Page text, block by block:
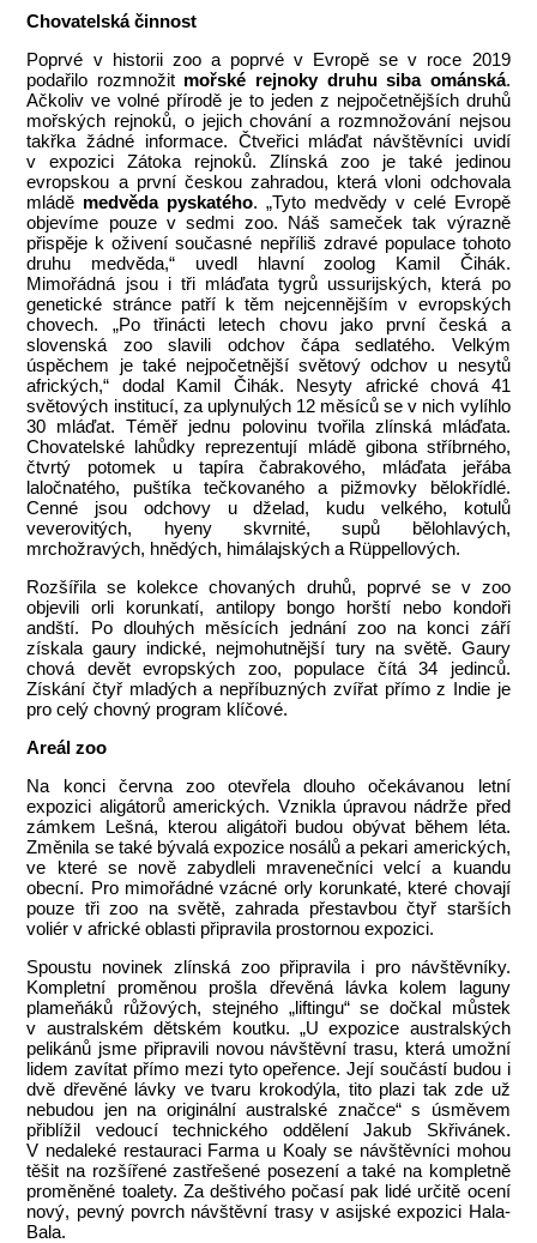
Chovatelská činnost
Poprvé v historii zoo a poprvé v Evropě se v roce 2019
podařilo rozmnožit mořské rejnoky druhu siba ománská.
Ačkoliv ve volné přírodě je to jeden z nejpočetnějších druhů
mořských rejnoků, o jejich chování a rozmnožování nejsou
takřka žádné informace. Čtveřici mláďat návštěvníci uvidí
v expozici Zátoka rejnoků. Zlínská zoo je také jedinou
evropskou a první českou zahradou, která vloni odchovala
mládě medvěda pyskatého. „Tyto medvědy v celé Evropě
objevíme pouze v sedmi zoo. Náš sameček tak výrazně
přispěje k oživení současné nepříliš zdravé populace tohoto
druhu medvěda,“ uvedl hlavní zoolog Kamil Čihák.
Mimořádná jsou i tři mláďata tygrů ussurijských, která po
genetické stránce patří k těm nejcennějším v evropských
chovech. „Po třinácti letech chovu jako první česká a
slovenská zoo slavili odchov čápa sedlatého. Velkým
úspěchem je také nejpočetnější světový odchov u nesytů
afrických,“ dodal Kamil Čihák. Nesyty africké chová 41
světových institucí, za uplynulých 12 měsíců se v nich vylíhlo
30 mláďat. Téměř jednu polovinu tvořila zlínská mláďata.
Chovatelské lahůdky reprezentují mládě gibona stříbrného,
čtvrtý potomek u tapíra čabrakového, mláďata jeřába
laločnatého, puštíka tečkovaného a pižmovky bělokřídlé.
Cenné jsou odchovy u dželad, kudu velkého, kotulů
veverovitých, hyeny skvrnité, supů bělohlavých,
mrchožravých, hnědých, himálajských a Rüppellových.
Rozšířila se kolekce chovaných druhů, poprvé se v zoo
objevili orli korunkatí, antilopy bongo horští nebo kondoři
andští. Po dlouhých měsících jednání zoo na konci září
získala gaury indické, nejmohutnější tury na světě. Gaury
chová devět evropských zoo, populace čítá 34 jedinců.
Získání čtyř mladých a nepříbuzných zvířat přímo z Indie je
pro celý chovný program klíčové.
Areál zoo
Na konci června zoo otevřela dlouho očekávanou letní
expozici aligátorů amerických. Vznikla úpravou nádrže před
zámkem Lešná, kterou aligátoři budou obývat během léta.
Změnila se také bývalá expozice nosálů a pekari amerických,
ve které se nově zabydleli mravenečníci velcí a kuandu
obecní. Pro mimořádné vzácné orly korunkaté, které chovají
pouze tři zoo na světě, zahrada přestavbou čtyř starších
voliér v africké oblasti připravila prostornou expozici.
Spoustu novinek zlínská zoo připravila i pro návštěvníky.
Kompletní proměnou prošla dřevěná lávka kolem laguny
plameňáků růžových, stejného „liftingu“ se dočkal můstek
v australském dětském koutku. „U expozice australských
pelikánů jsme připravili novou návštěvní trasu, která umožní
lidem zavítat přímo mezi tyto opeřence. Její součástí budou i
dvě dřevěné lávky ve tvaru krokodýla, tito plazi tak zde už
nebudou jen na originální australské značce“ s úsměvem
přiblížil vedoucí technického oddělení Jakub Skřivánek.
V nedaleké restauraci Farma u Koaly se návštěvníci mohou
těšit na rozšířené zastřešené posezení a také na kompletně
proměněné toalety. Za deštivého počasí pak lidé určitě ocení
nový, pevný povrch návštěvní trasy v asijské expozici Hala-
Bala.